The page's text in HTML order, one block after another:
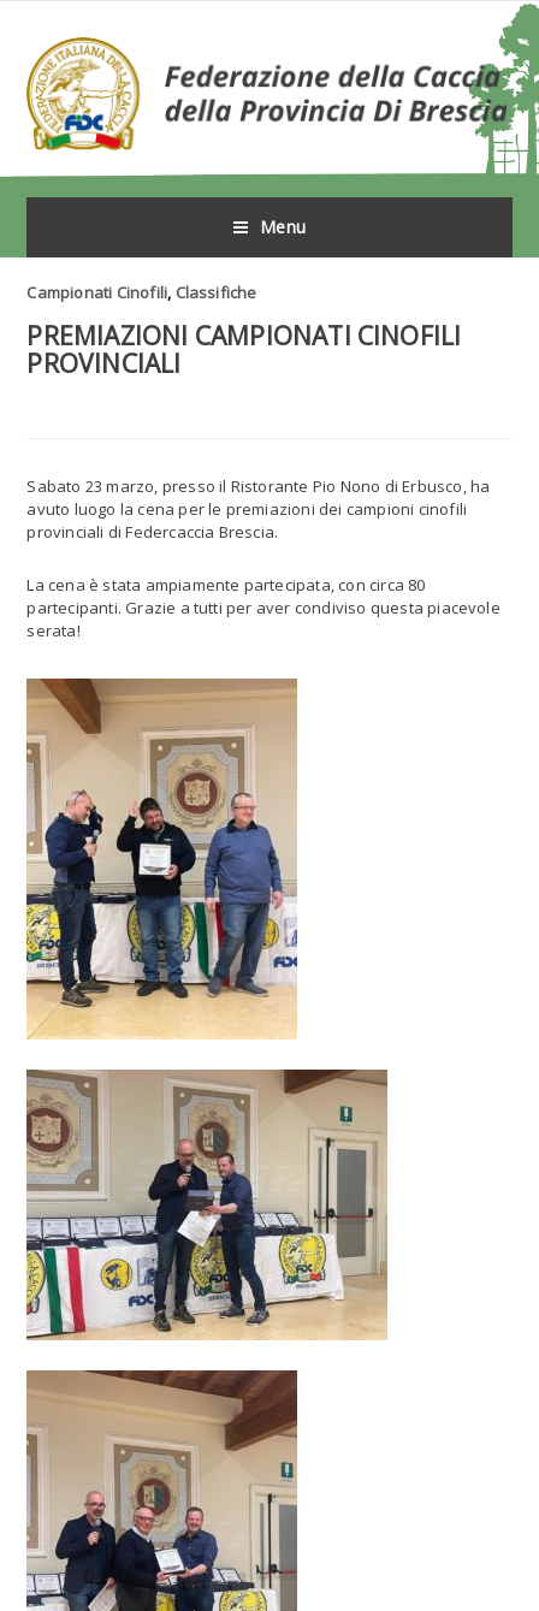
Menu
Campionati Cinofili, Classifiche
PREMIAZIONI CAMPIONATI CINOFILI
PROVINCIALI
Sabato 23 marzo, presso il Ristorante Pio Nono di Erbusco, ha
avuto luogo la cena per le premiazioni dei campioni cinofili
provinciali di Federcaccia Brescia.
La cena è stata ampiamente partecipata, con circa 80
partecipanti. Grazie a tutti per aver condiviso questa piacevole
serata!